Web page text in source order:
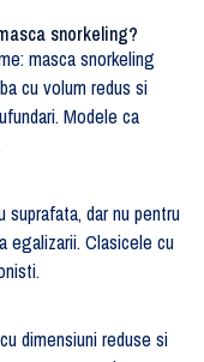
snorkeling?
masca snorkeling
cu volum redus si
Modele ca
dar nu pentru
egalizarii. Clasicele cu
dimensiuni reduse si